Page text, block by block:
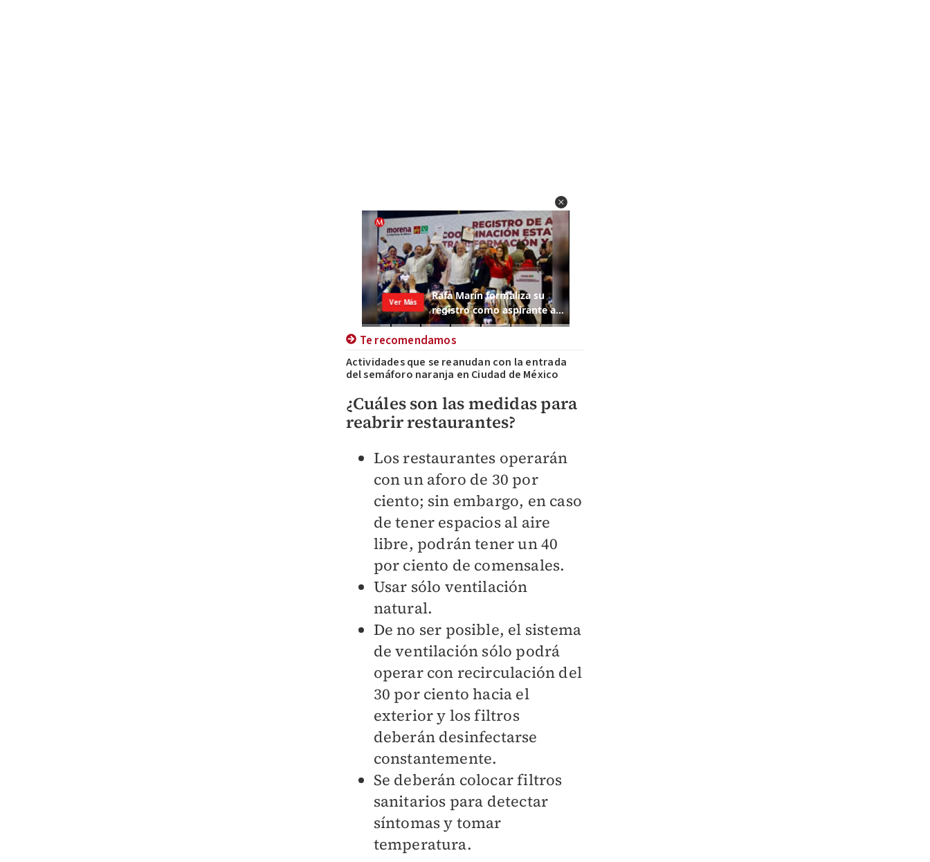
Te recomendamos
Actividades que se reanudan con la entrada
del semáforo naranja en Ciudad de México
¿Cuáles son las medidas para
reabrir restaurantes?
Los restaurantes operarán
con un aforo de 30 por
ciento; sin embargo, en caso
de tener espacios al aire
libre, podrán tener un 40
por ciento de comensales.
Usar sólo ventilación
natural.
De no ser posible, el sistema
de ventilación sólo podrá
operar con recirculación del
30 por ciento hacia el
exterior y los filtros
deberán desinfectarse
constantemente.
Se deberán colocar filtros
sanitarios para detectar
síntomas y tomar
temperatura.